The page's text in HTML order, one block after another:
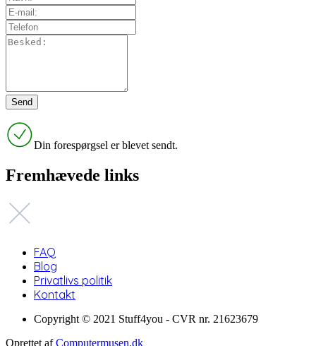
Din forespørgsel er blevet sendt.
Fremhævede links
FAQ
Blog
Privatlivs politik
Kontakt
Copyright © 2021 Stuff4you - CVR nr. 21623679
Oprettet afComputermusen.dk